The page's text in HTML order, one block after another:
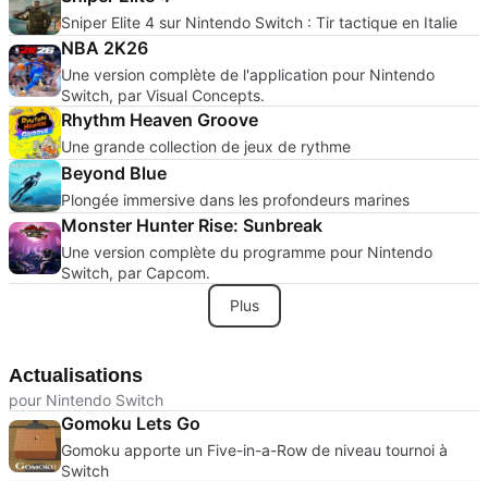
Sniper Elite 4 sur Nintendo Switch : Tir tactique en Italie
NBA 2K26
Une version complète de l'application pour Nintendo
Switch, par Visual Concepts.
Rhythm Heaven Groove
Une grande collection de jeux de rythme
Beyond Blue
Plongée immersive dans les profondeurs marines
Monster Hunter Rise: Sunbreak
Une version complète du programme pour Nintendo
Switch, par Capcom.
Plus
Actualisations
pour Nintendo Switch
Gomoku Lets Go
Gomoku apporte un Five-in-a-Row de niveau tournoi à
Switch